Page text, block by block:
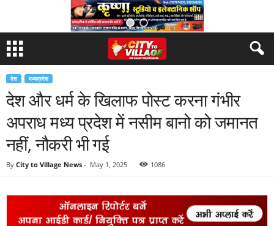
देश मध्यप्रदेश
देश और धर्म के खिलाफ पोस्ट करना गंभीर
अपराध मध्य प्रदेश में नसीम बानो को जमानत
नहीं, नौकरी भी गई
By City to Village News - May 1, 2025 1086